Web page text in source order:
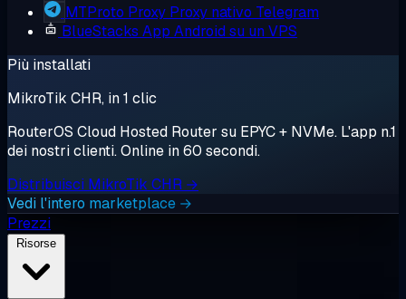
MTProto Proxy Proxy nativo Telegram
BlueStacks App Android su un VPS
Più installati
MikroTik CHR, in 1 clic
RouterOS Cloud Hosted Router su EPYC + NVMe. L'app n.1
dei nostri clienti. Online in 60 secondi.
Distribuisci MikroTik CHR →
Vedi l'intero marketplace →
Prezzi